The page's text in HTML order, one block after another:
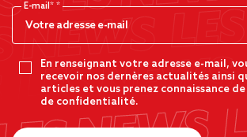
E-mail*
En renseignant votre adresse e-mail,
recevoir nos dernères actualités ainsi
articles et vous prenez connaissance
de confidentialité.